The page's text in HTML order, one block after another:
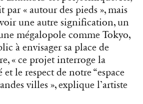
« autour des pieds », mais
une autre signification, un
mégalopole comme Tokyo,
à envisager sa place de
« ce projet interroge la
le respect de notre “espace
villes », explique l’artiste